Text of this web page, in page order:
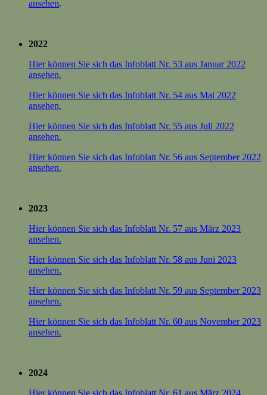
ansehen.
2022
Hier können Sie sich das Infoblatt Nr. 53 aus Januar 2022
ansehen.
Hier können Sie sich das Infoblatt Nr. 54 aus Mai 2022
ansehen.
Hier können Sie sich das Infoblatt Nr. 55 aus Juli 2022
ansehen.
Hier können Sie sich das Infoblatt Nr. 56 aus September 2022
ansehen.
2023
Hier können Sie sich das Infoblatt Nr. 57 aus März 2023
ansehen.
Hier können Sie sich das Infoblatt Nr. 58 aus Juni 2023
ansehen.
Hier können Sie sich das Infoblatt Nr. 59 aus September 2023
ansehen.
Hier können Sie sich das Infoblatt Nr. 60 aus November 2023
ansehen.
2024